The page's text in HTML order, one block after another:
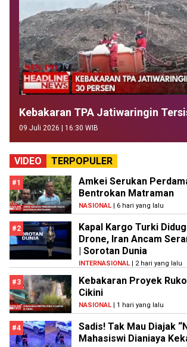
Kebakaran TPA Jatiwaringin
09 Juli 2026 | 16:30 WIB
VIDEO TERPOPULER
#1
Amkei Serukan
Bentrokan Matraman
NASIONAL | 6 hari yang lalu
#2
Kapal Kargo Turki
Drone, Iran Ancam
| Sorotan Dunia
INTERNASIONAL | 2 hari yang lalu
#3
Kebakaran Proyek
Cikini
NASIONAL | 1 hari yang lalu
#4
Sadis! Tak Mau Diajak
Mahasiswi Dianiaya